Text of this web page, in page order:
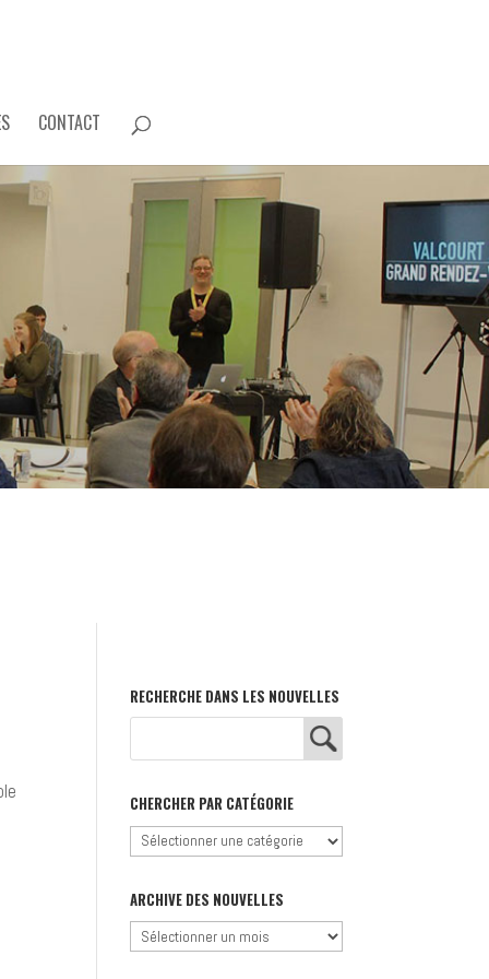
CONTACT
RECHERCHE DANS LES NOUVELLES
CHERCHER PAR CATÉGORIE
Chercher
catégorie
ARCHIVE DES NOUVELLES
Archive